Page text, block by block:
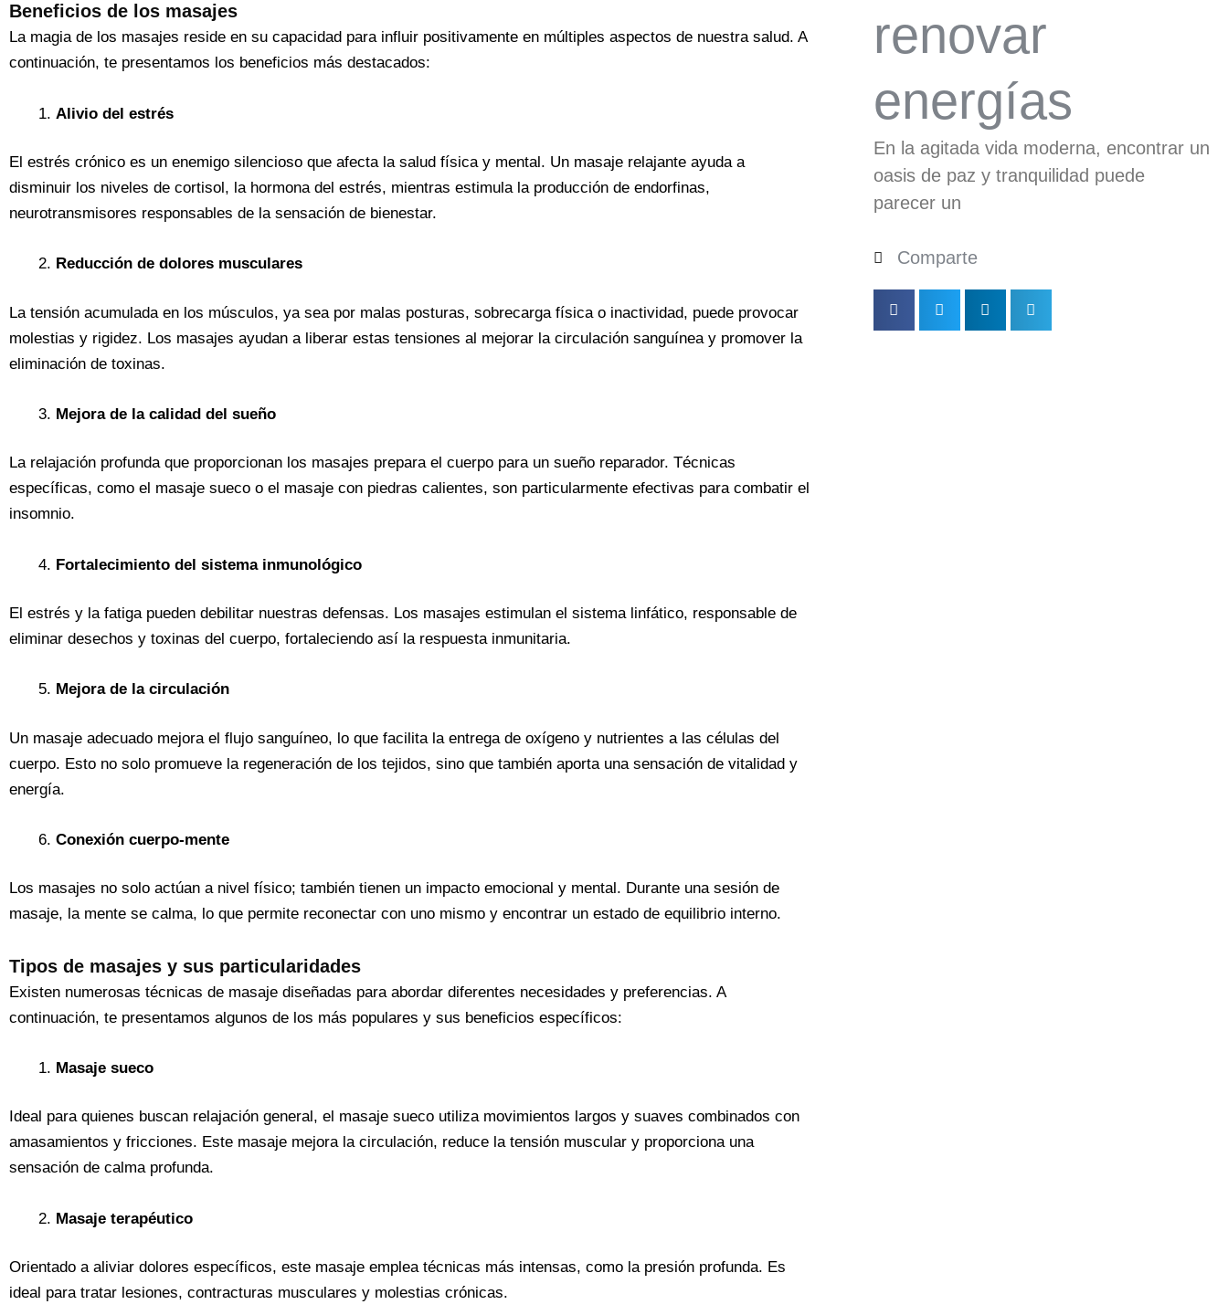
Beneficios de los masajes
La magia de los masajes reside en su capacidad para influir positivamente en múltiples aspectos de nuestra salud. A
continuación, te presentamos los beneficios más destacados:
Alivio del estrés
El estrés crónico es un enemigo silencioso que afecta la salud física y mental. Un masaje relajante ayuda a
disminuir los niveles de cortisol, la hormona del estrés, mientras estimula la producción de endorfinas,
neurotransmisores responsables de la sensación de bienestar.
Reducción de dolores musculares
La tensión acumulada en los músculos, ya sea por malas posturas, sobrecarga física o inactividad, puede provocar
molestias y rigidez. Los masajes ayudan a liberar estas tensiones al mejorar la circulación sanguínea y promover la
eliminación de toxinas.
Mejora de la calidad del sueño
La relajación profunda que proporcionan los masajes prepara el cuerpo para un sueño reparador. Técnicas
específicas, como el masaje sueco o el masaje con piedras calientes, son particularmente efectivas para combatir el
insomnio.
Fortalecimiento del sistema inmunológico
El estrés y la fatiga pueden debilitar nuestras defensas. Los masajes estimulan el sistema linfático, responsable de
eliminar desechos y toxinas del cuerpo, fortaleciendo así la respuesta inmunitaria.
Mejora de la circulación
Un masaje adecuado mejora el flujo sanguíneo, lo que facilita la entrega de oxígeno y nutrientes a las células del
cuerpo. Esto no solo promueve la regeneración de los tejidos, sino que también aporta una sensación de vitalidad y
energía.
Conexión cuerpo-mente
Los masajes no solo actúan a nivel físico; también tienen un impacto emocional y mental. Durante una sesión de
masaje, la mente se calma, lo que permite reconectar con uno mismo y encontrar un estado de equilibrio interno.
Tipos de masajes y sus particularidades
Existen numerosas técnicas de masaje diseñadas para abordar diferentes necesidades y preferencias. A
continuación, te presentamos algunos de los más populares y sus beneficios específicos:
Masaje sueco
Ideal para quienes buscan relajación general, el masaje sueco utiliza movimientos largos y suaves combinados con
amasamientos y fricciones. Este masaje mejora la circulación, reduce la tensión muscular y proporciona una
sensación de calma profunda.
Masaje terapéutico
Orientado a aliviar dolores específicos, este masaje emplea técnicas más intensas, como la presión profunda. Es
ideal para tratar lesiones, contracturas musculares y molestias crónicas.
renovar
energías
En la agitada vida moderna, encontrar un
oasis de paz y tranquilidad puede
parecer un
Comparte